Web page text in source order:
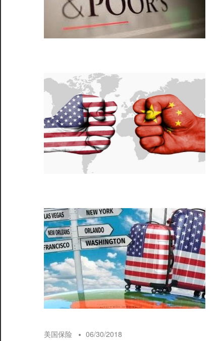
美国保险 06/30/2018